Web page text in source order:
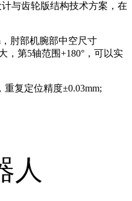
与齿轮版结构技术方案，在
肘部机腕部中空尺寸
，第5轴范围+180°，可以实
复定位精度±0.03mm;